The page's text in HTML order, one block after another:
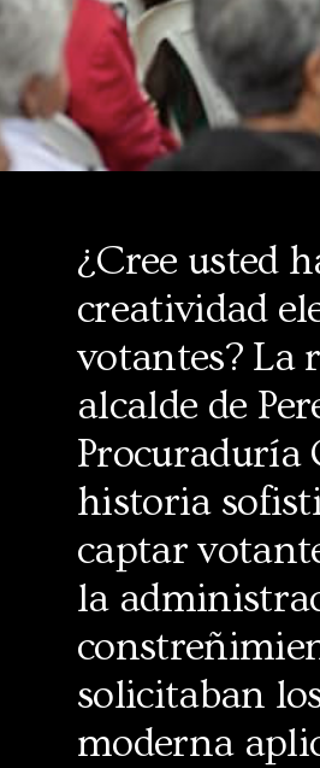
¿Cree usted
creatividad
votantes? La
alcalde de
Procuraduría
historia
captar
la
solicitaban
moderna